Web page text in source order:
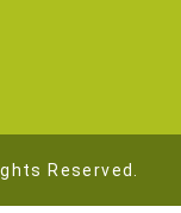
Reserved.